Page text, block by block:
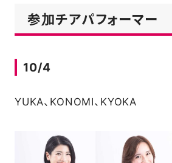
参加チアパフォーマー
10/4
YUKA、KONOMI、KYOKA